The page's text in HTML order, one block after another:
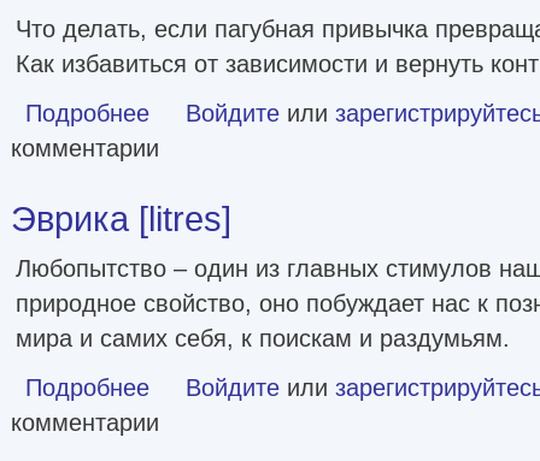
Что делать, если пагубная привычка
Как избавиться от зависимости и вернуть
Подробнее о Аддиктология: психология зависимого поведения
Войдите или
комментарии
Эврика [litres]
Любопытство – один из главных стимулов
природное свойство, оно побуждает нас к
мира и самих себя, к поискам и раздумьям.
Подробнее о Эврика [litres]
Войдите или
комментарии